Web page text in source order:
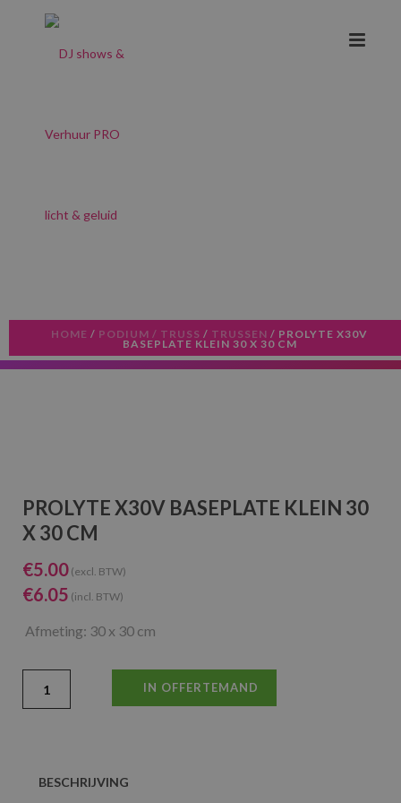
HOME / PODIUM / TRUSS / TRUSSEN / PROLYTE X30V
BASEPLATE KLEIN 30 X 30 CM
PROLYTE X30V BASEPLATE KLEIN 30
X 30 CM
€5.00 (excl. BTW)
€6.05 (incl. BTW)
Afmeting: 30 x 30 cm
IN OFFERTEMAND
BESCHRIJVING